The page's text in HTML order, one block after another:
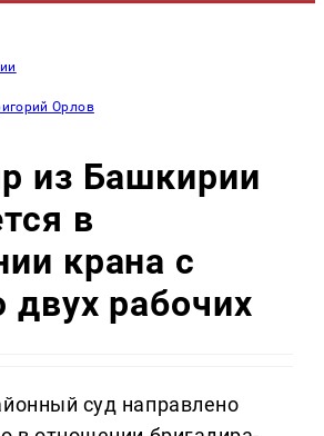
Орлов
из Башкирии
в
крана с
двух рабочих
суд направлено